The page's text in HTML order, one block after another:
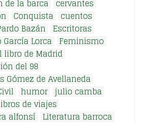
de la barca cervantes
Conquista cuentos
Bazán
Escritoras
García Lorca
Feminismo
libro de Madrid
del 98
Gómez de Avellaneda
humor julio camba
de viajes
alfonsí Literatura barroca